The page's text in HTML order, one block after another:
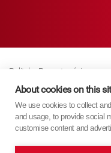
Polityka Prywatności
Business Partner Privacy
Polityka Dotycząca Plików
Modern Slavery Act Policy
About cookies on this
We use cookies to collect
and usage, to provide social
customise content and